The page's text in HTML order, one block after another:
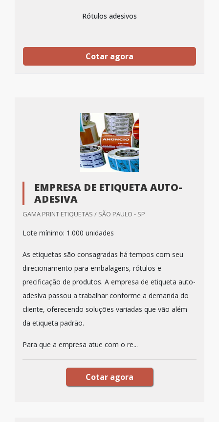
Rótulos adesivos
Cotar agora
EMPRESA DE ETIQUETA AUTO-
ADESIVA
GAMA PRINT ETIQUETAS / SÃO PAULO - SP
Lote mínimo: 1.000 unidades
As etiquetas são consagradas há tempos com seu
direcionamento para embalagens, rótulos e
precificação de produtos. A empresa de etiqueta auto-
adesiva passou a trabalhar conforme a demanda do
cliente, oferecendo soluções variadas que vão além
da etiqueta padrão.
Para que a empresa atue com o re...
Cotar agora